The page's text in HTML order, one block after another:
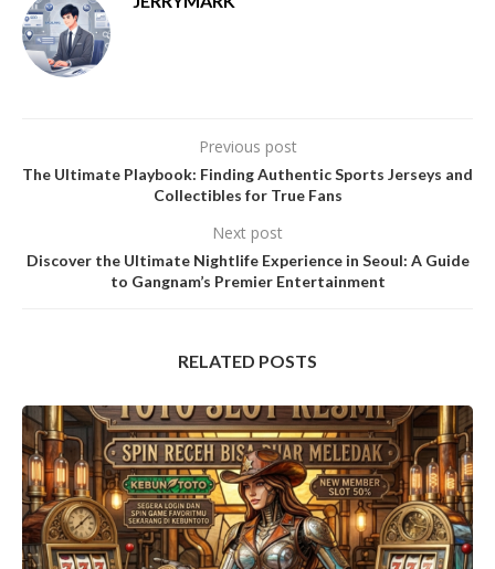
Previous post
The Ultimate Playbook: Finding Authentic Sports Jerseys and
Collectibles for True Fans
Next post
Discover the Ultimate Nightlife Experience in Seoul: A Guide
to Gangnam’s Premier Entertainment
RELATED POSTS